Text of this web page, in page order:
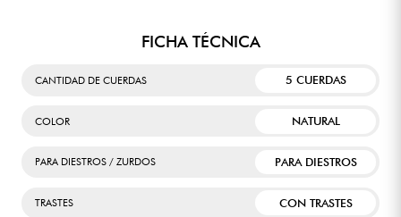
FICHA TÉCNICA
CANTIDAD DE CUERDAS 5 CUERDAS
COLOR NATURAL
PARA DIESTROS / ZURDOS PARA DIESTROS
TRASTES CON TRASTES